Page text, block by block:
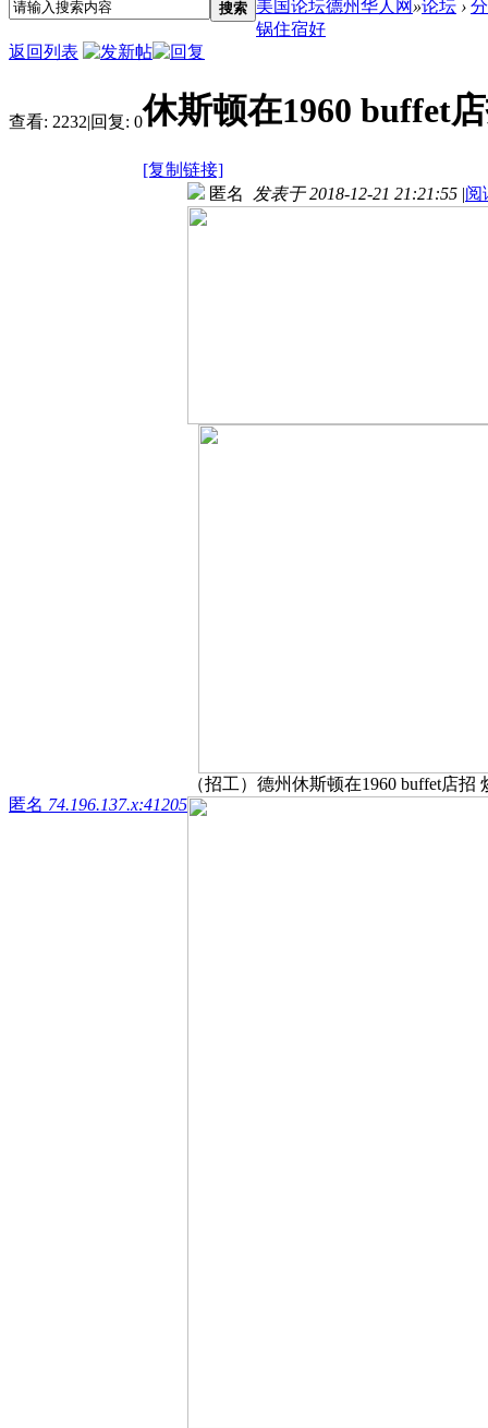
搜索 美国论坛德州华人网 »论坛 ›
锅住宿好
返回列表
查看: 2232|回复: 0休斯顿在1960 buffet
[复制链接]
匿名 74.196.137.x:41205
匿名 发表于 2018-12-21 21:21:55 |阅
（招工）德州休斯顿在1960 buffet店